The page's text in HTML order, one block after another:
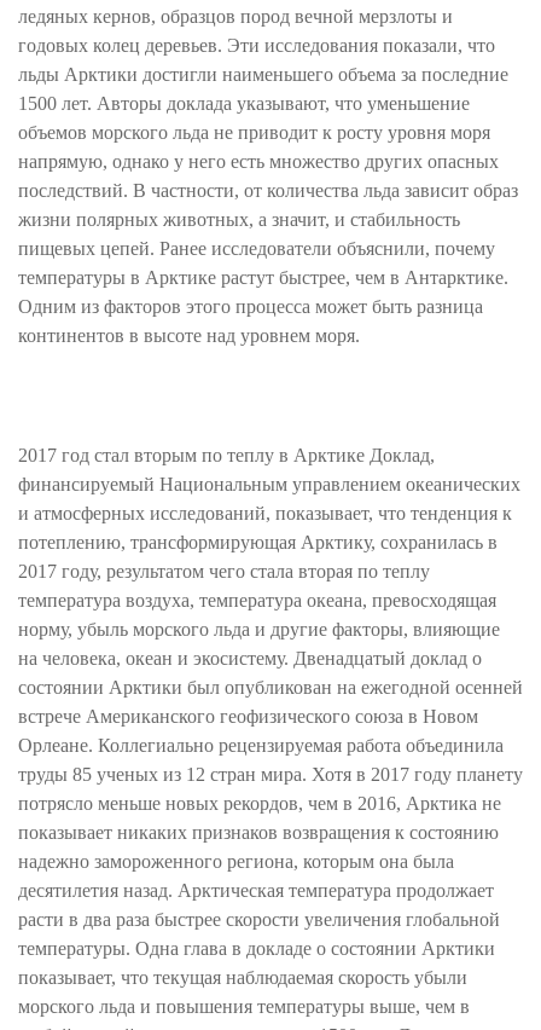
ледяных кернов, образцов пород вечной мерзлоты и
годовых колец деревьев. Эти исследования показали, что
льды Арктики достигли наименьшего объема за последние
1500 лет. Авторы доклада указывают, что уменьшение
объемов морского льда не приводит к росту уровня моря
напрямую, однако у него есть множество других опасных
последствий. В частности, от количества льда зависит образ
жизни полярных животных, а значит, и стабильность
пищевых цепей. Ранее исследователи объяснили, почему
температуры в Арктике растут быстрее, чем в Антарктике.
Одним из факторов этого процесса может быть разница
континентов в высоте над уровнем моря.
2017 год стал вторым по теплу в Арктике Доклад,
финансируемый Национальным управлением океанических
и атмосферных исследований, показывает, что тенденция к
потеплению, трансформирующая Арктику, сохранилась в
2017 году, результатом чего стала вторая по теплу
температура воздуха, температура океана, превосходящая
норму, убыль морского льда и другие факторы, влияющие
на человека, океан и экосистему. Двенадцатый доклад о
состоянии Арктики был опубликован на ежегодной осенней
встрече Американского геофизического союза в Новом
Орлеане. Коллегиально рецензируемая работа объединила
труды 85 ученых из 12 стран мира. Хотя в 2017 году планету
потрясло меньше новых рекордов, чем в 2016, Арктика не
показывает никаких признаков возвращения к состоянию
надежно замороженного региона, которым она была
десятилетия назад. Арктическая температура продолжает
расти в два раза быстрее скорости увеличения глобальной
температуры. Одна глава в докладе о состоянии Арктики
показывает, что текущая наблюдаемая скорость убыли
морского льда и повышения температуры выше, чем в